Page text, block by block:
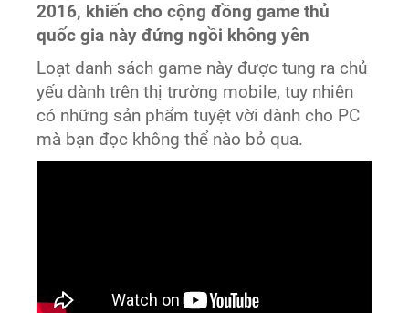
2016, khiến cho cộng đồng game thủ
quốc gia này đứng ngồi không yên
Loạt danh sách game này được tung ra chủ
yếu dành trên thị trường mobile, tuy nhiên
có những sản phẩm tuyệt vời dành cho PC
mà bạn đọc không thể nào bỏ qua.